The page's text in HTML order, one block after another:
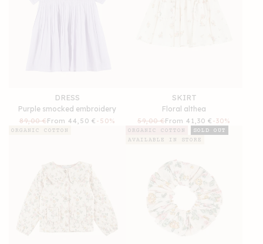
DRESS
Purple smocked embroidery
Regular
price
89,00 €
Sale
price
From 44,50 € -50%
SKIRT
Floral althea
Regular
price
59,00 €
Sale
price
From 41,30 € -30%
ORGANIC COTTON ORGANIC COTTON
SOLD OUT
AVAILABLE IN STORE